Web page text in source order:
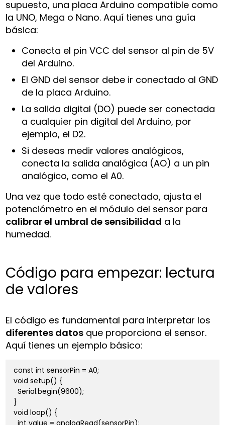
supuesto, una placa Arduino compatible como
la UNO, Mega o Nano. Aquí tienes una guía
básica:
Conecta el pin VCC del sensor al pin de 5V
del Arduino.
El GND del sensor debe ir conectado al GND
de la placa Arduino.
La salida digital (DO) puede ser conectada
a cualquier pin digital del Arduino, por
ejemplo, el D2.
Si deseas medir valores analógicos,
conecta la salida analógica (AO) a un pin
analógico, como el A0.
Una vez que todo esté conectado, ajusta el
potenciómetro en el módulo del sensor para
calibrar el umbral de sensibilidad a la
humedad.
Código para empezar: lectura
de valores
El código es fundamental para interpretar los
diferentes datos que proporciona el sensor.
Aquí tienes un ejemplo básico:
const int sensorPin = A0;
void setup() {
  Serial.begin(9600);
}
void loop() {
  int value = analogRead(sensorPin);